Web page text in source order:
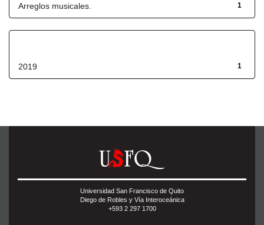
1
Arreglos musicales.
1
2019
Universidad San Francisco de Quito
Diego de Robles y Vía Interoceánica
+593 2 297 1700